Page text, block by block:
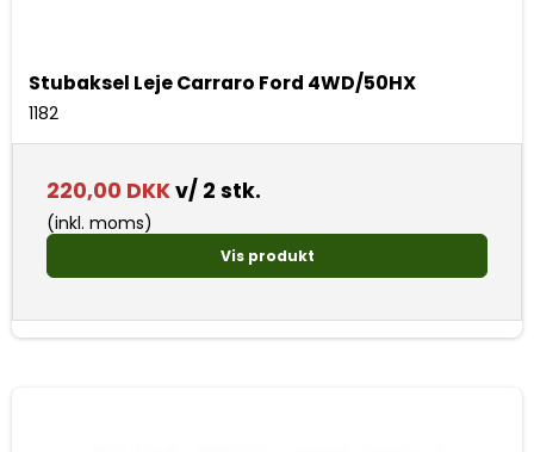
Stubaksel Leje Carraro Ford 4WD/50HX
1182
220,00 DKKv/ 2 stk.
(inkl. moms)
Vis produkt